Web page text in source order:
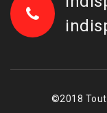
©2018